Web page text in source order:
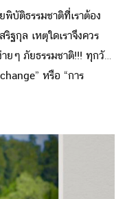
นกลางทางคาร์บอนให้
ธิเป็นศูนย์ ภายในปี
บัติธรรมชาติที่เราต้อง
ฐกุล เหตุใดเราจึงควร
ยๆ ภัยธรรมชาติ!!! ทุกวัน
หรือ “การ
ไปนอกบ้านแล้วร้อนขึ้น 1-
บขึ้นอีกหน่อย ยอมเสีย
วามเป็นจริงแล้วหมายถึง
รุนแรง เรื่อยไปจนถึงขั้ว